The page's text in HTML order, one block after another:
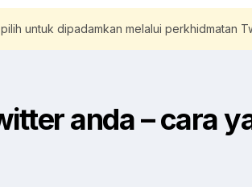
untuk dipadamkan melalui
anda –cara